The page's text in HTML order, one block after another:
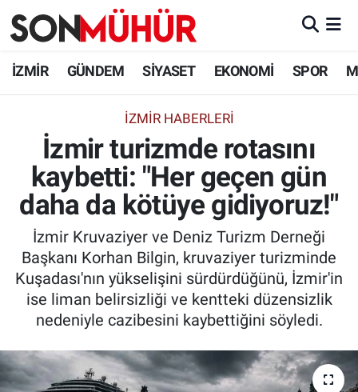
İZMİR GÜNDEM SİYASET EKONOMİ SPOR
İZMIR HABERLERI
İzmir turizmde rotasını
kaybetti: "Her geçen gün
daha da kötüye gidiyoruz!"
İzmir Kruvaziyer ve Deniz Turizm Derneği
Başkanı Korhan Bilgin, kruvaziyer turizminde
Kuşadası'nın yükselişini sürdürdüğünü, İzmir'in
ise liman belirsizliği ve kentteki düzensizlik
nedeniyle cazibesini kaybettiğini söyledi.
İzmir Nöbetçi Eczaneler
İzmir Namaz Vakitleri
İzmir Trafik Yoğunluk Haritası
Süper Lig Puan Durumu ve Fikstür
Tüm Manşetler
Son Dakika Haberleri
Haber Arşivi